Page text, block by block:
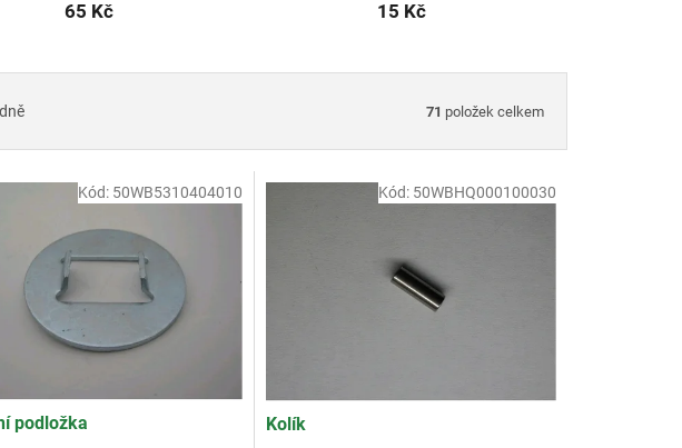
65 Kč 15 Kč
71 položek celkem
podložka
Kód: 50WB5310404010
Kolík
Kód: 50WBHQ000100030